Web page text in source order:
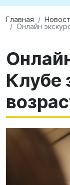
Главная
Онлайн
Клубе